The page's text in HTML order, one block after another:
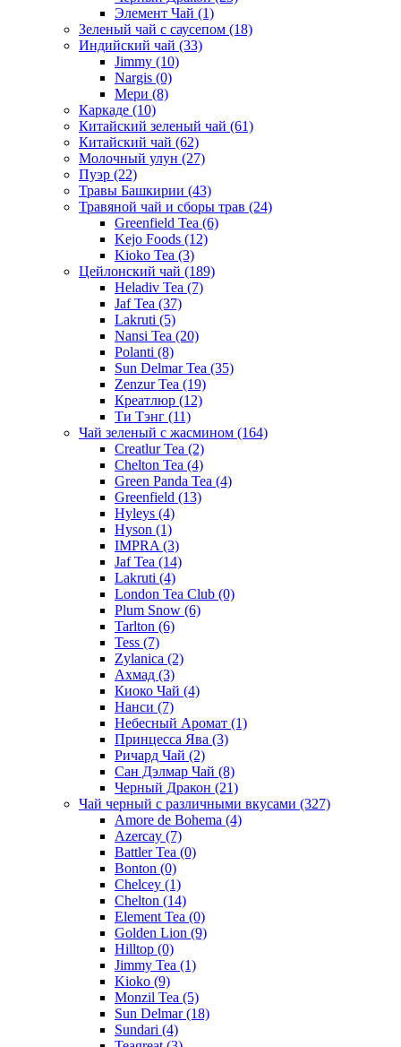
Элемент Чай (1)
Зеленый чай с саусепом (18)
Индийский чай (33)
Jimmy (10)
Nargis (0)
Мери (8)
Каркаде (10)
Китайский зеленый чай (61)
Китайский чай (62)
Молочный улун (27)
Пуэр (22)
Травы Башкирии (43)
Травяной чай и сборы трав (24)
Greenfield Tea (6)
Kejo Foods (12)
Kioko Tea (3)
Цейлонский чай (189)
Heladiv Tea (7)
Jaf Tea (37)
Lakruti (5)
Nansi Tea (20)
Polanti (8)
Sun Delmar Tea (35)
Zenzur Tea (19)
Креатлюр (12)
Ти Тэнг (11)
Чай зеленый с жасмином (164)
Creatlur Tea (2)
Chelton Tea (4)
Green Panda Tea (4)
Greenfield (13)
Hyleys (4)
Hyson (1)
IMPRA (3)
Jaf Tea (14)
Lakruti (4)
London Tea Club (0)
Plum Snow (6)
Tarlton (6)
Tess (7)
Zylanica (2)
Ахмад (3)
Киоко Чай (4)
Нанси (7)
Небесный Аромат (1)
Принцесса Ява (3)
Ричард Чай (2)
Сан Дэлмар Чай (8)
Черный Дракон (21)
Чай черный с различными вкусами (327)
Amore de Bohema (4)
Azercay (7)
Battler Tea (0)
Bonton (0)
Chelcey (1)
Chelton (14)
Element Tea (0)
Golden Lion (9)
Hilltop (0)
Jimmy Tea (1)
Kioko (9)
Monzil Tea (5)
Sun Delmar(18)
Sundari (4)